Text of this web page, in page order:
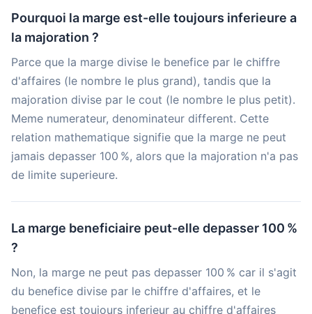
Pourquoi la marge est-elle toujours inferieure a
la majoration ?
Parce que la marge divise le benefice par le chiffre
d'affaires (le nombre le plus grand), tandis que la
majoration divise par le cout (le nombre le plus petit).
Meme numerateur, denominateur different. Cette
relation mathematique signifie que la marge ne peut
jamais depasser 100 %, alors que la majoration n'a pas
de limite superieure.
La marge beneficiaire peut-elle depasser 100 %
?
Non, la marge ne peut pas depasser 100 % car il s'agit
du benefice divise par le chiffre d'affaires, et le
benefice est toujours inferieur au chiffre d'affaires